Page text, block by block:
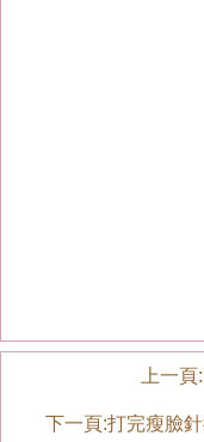
上一頁:
下一頁:打完瘦臉